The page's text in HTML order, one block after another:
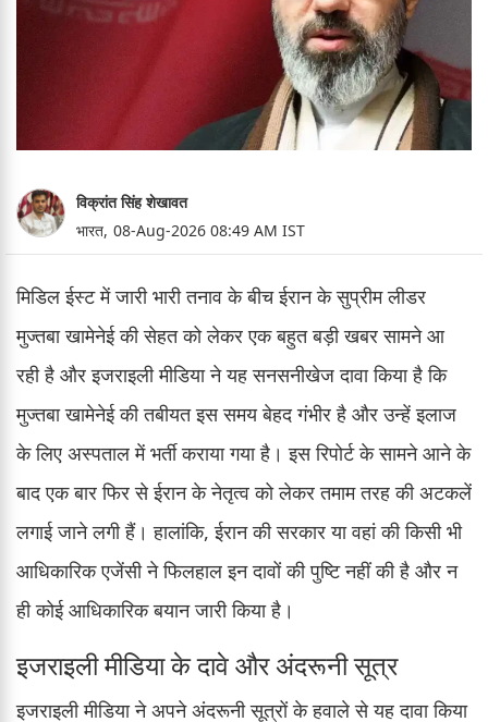
विक्रांत सिंह शेखावत
भारत, 08-Aug-2026 08:49 AM IST
मिडिल ईस्ट में जारी भारी तनाव के बीच ईरान के सुप्रीम लीडर
मुज्तबा खामेनेई की सेहत को लेकर एक बहुत बड़ी खबर सामने आ
रही है और इजराइली मीडिया ने यह सनसनीखेज दावा किया है कि
मुज्तबा खामेनेई की तबीयत इस समय बेहद गंभीर है और उन्हें इलाज
के लिए अस्पताल में भर्ती कराया गया है। इस रिपोर्ट के सामने आने के
बाद एक बार फिर से ईरान के नेतृत्व को लेकर तमाम तरह की अटकलें
लगाई जाने लगी हैं। हालांकि, ईरान की सरकार या वहां की किसी भी
आधिकारिक एजेंसी ने फिलहाल इन दावों की पुष्टि नहीं की है और न
ही कोई आधिकारिक बयान जारी किया है।
इजराइली मीडिया के दावे और अंदरूनी सूत्र
इजराइली मीडिया ने अपने अंदरूनी सूत्रों के हवाले से यह दावा किया